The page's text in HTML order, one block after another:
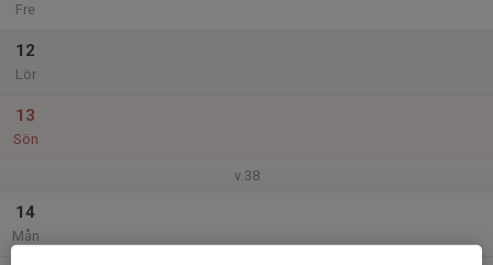
Fre
12
Lör
13
Sön
v.38
14
Mån